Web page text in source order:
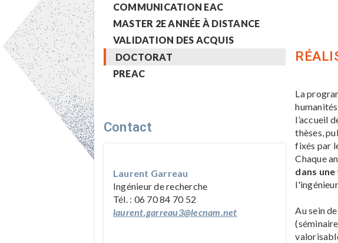
COMMUNICATION EAC
MASTER 2E ANNÉE À DISTANCE
VALIDATION DES ACQUIS
DOCTORAT
PREAC
Contact
Laurent Garreau
Ingénieur de recherche
Tél. : 06 70 84 70 52
laurent.garreau3@lecnam.net
La
l’accueil
thèses,
fixés par
Chaque
dans
Au sein de